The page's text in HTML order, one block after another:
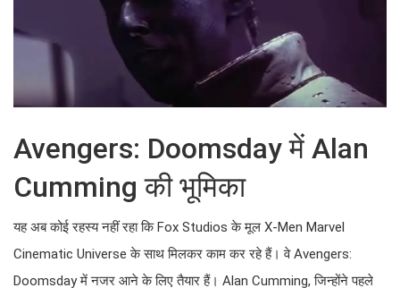
Avengers: Doomsday में Alan
Cumming की भूमिका
यह अब कोई रहस्य नहीं रहा कि Fox Studios के मूल X-Men Marvel
Cinematic Universe के साथ मिलकर काम कर रहे हैं। वे Avengers:
Doomsday में नजर आने के लिए तैयार हैं। Alan Cumming, जिन्होंने पहले